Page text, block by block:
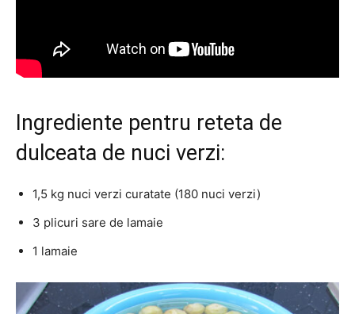
Ingrediente pentru reteta de
dulceata de nuci verzi:
1,5 kg nuci verzi curatate (180 nuci verzi)
3 plicuri sare de lamaie
1 lamaie